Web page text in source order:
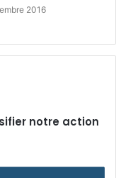
2016
notre action